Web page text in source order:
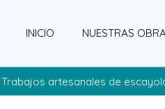
INICIO NUESTRAS
Trabajos artesanales de